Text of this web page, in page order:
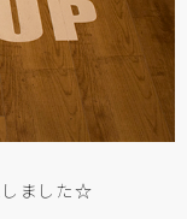
ました☆